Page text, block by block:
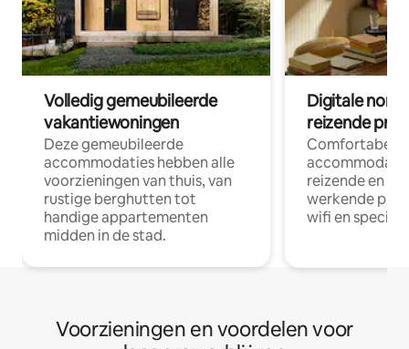
Volledig gemeubileerde
vakantiewoningen
Deze gemeubileerde
accommodaties hebben alle
voorzieningen van thuis, van
rustige berghutten tot
handige appartementen
midden in de stad.
Digitale
reizende
Comfortabele
reizende en
werkende
wifi en
Voorzieningen en voordelen voor